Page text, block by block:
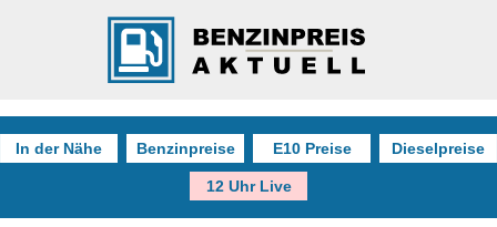
In der Nähe Benzinpreise E10 Preise Dieselpreise
12 Uhr Live